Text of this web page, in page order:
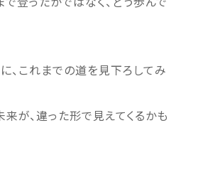
、これまでの道を見下ろしてみ
が、違った形で見えてくるかも